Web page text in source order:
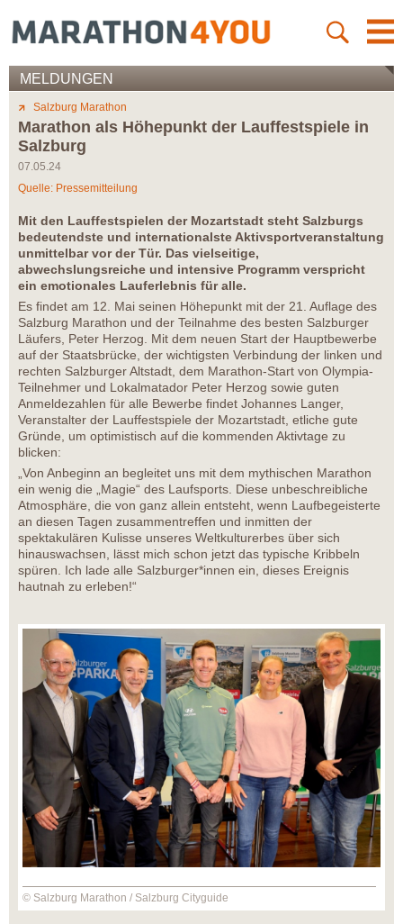
MELDUNGEN
Salzburg Marathon
Marathon als Höhepunkt der Lauffestspiele in
Salzburg
07.05.24
Quelle: Pressemitteilung
Mit den Lauffestspielen der Mozartstadt steht Salzburgs
bedeutendste und internationalste Aktivsportveranstaltung
unmittelbar vor der Tür. Das vielseitige,
abwechslungsreiche und intensive Programm verspricht
ein emotionales Lauferlebnis für alle.
Es findet am 12. Mai seinen Höhepunkt mit der 21. Auflage des
Salzburg Marathon und der Teilnahme des besten Salzburger
Läufers, Peter Herzog. Mit dem neuen Start der Hauptbewerbe
auf der Staatsbrücke, der wichtigsten Verbindung der linken und
rechten Salzburger Altstadt, dem Marathon-Start von Olympia-
Teilnehmer und Lokalmatador Peter Herzog sowie guten
Anmeldezahlen für alle Bewerbe findet Johannes Langer,
Veranstalter der Lauffestspiele der Mozartstadt, etliche gute
Gründe, um optimistisch auf die kommenden Aktivtage zu
blicken:
„Von Anbeginn an begleitet uns mit dem mythischen Marathon
ein wenig die „Magie“ des Laufsports. Diese unbeschreibliche
Atmosphäre, die von ganz allein entsteht, wenn Laufbegeisterte
an diesen Tagen zusammentreffen und inmitten der
spektakulären Kulisse unseres Weltkulturerbes über sich
hinauswachsen, lässt mich schon jetzt das typische Kribbeln
spüren. Ich lade alle Salzburger*innen ein, dieses Ereignis
hautnah zu erleben!“
© Salzburg Marathon / Salzburg Cityguide